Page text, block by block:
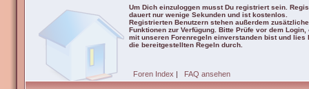
Um Dich einzuloggen musst Du registriert sein.
dauert nur wenige Sekunden und ist kostenlos.
Registrierten Benutzern stehen außerdem zusätzliche
Funktionen zur Verfügung. Bitte Prüfe vor dem Login,
mit unseren Forenregeln einverstanden bist und lies
die bereitgestellten Regeln durch.
Foren Index | FAQ ansehen